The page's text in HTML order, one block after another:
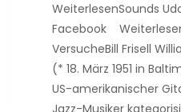
WeiterlesenSounds
Facebook
VersucheBill Frisell
(* 18. März 1951 in
US-amerikanischer
Jazz-Musiker